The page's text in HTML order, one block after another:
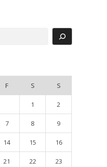
F S S
1 2
7 8 9
14 15 16
21 22 23